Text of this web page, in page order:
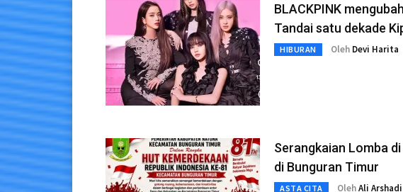
BLACKPINK
Tandai satu dekade
HIBURAN Oleh Devi Harita
Serangkaian Lomba
di Bunguran Timur
ASTA CITA OlehAli Arshadi